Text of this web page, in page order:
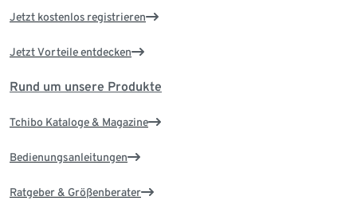
Jetzt kostenlos registrieren
Jetzt Vorteile entdecken
Rund um unsere Produkte
Tchibo Kataloge & Magazine
Bedienungsanleitungen
Ratgeber & Größenberater